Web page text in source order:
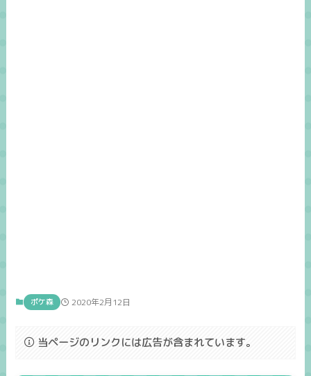
ポケ森 2020年2月12日
当ページのリンクには広告が含まれています。